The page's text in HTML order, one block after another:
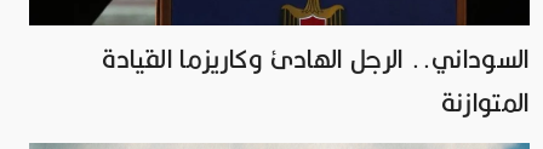
السوداني.. الرجل الهادئ وكاريزما القيادة
المتوازنة